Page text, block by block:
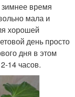
зимнее время
мала и
хорошей
день просто
дня в этом
14 часов.